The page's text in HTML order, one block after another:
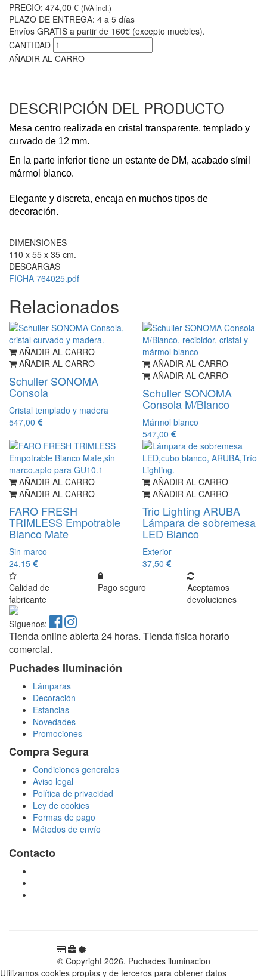
PRECIO: 474,00 € (IVA incl.)
PLAZO DE ENTREGA: 4 a 5 días
Envíos GRATIS a partir de 160€ (excepto muebles).
CANTIDAD
AÑADIR AL CARRO
DESCRIPCIÓN DEL PRODUCTO
Mesa centro realizada en cristal transparente, templado y
curvado de 12 mm.
En la parte inferior tiene un estante de DM, acabado símil
mármol blanco.
Elegante y discreta, encaja en muchos tipos de
decoración.
DIMENSIONES
110 x 55 x 35 cm.
DESCARGAS
FICHA 764025.pdf
Relacionados
AÑADIR AL CARRO
AÑADIR AL CARRO
Schuller SONOMA
Consola
Cristal templado y madera
547,00
AÑADIR AL CARRO
AÑADIR AL CARRO
Schuller SONOMA
Consola M/Blanco
Mármol blanco
547,00
AÑADIR AL CARRO
AÑADIR AL CARRO
FARO FRESH
TRIMLESS Empotrable
Blanco Mate
Sin marco
24,15
AÑADIR AL CARRO
AÑADIR AL CARRO
Trio Lighting ARUBA
Lámpara de sobremesa
LED Blanco
Exterior
37,50
Calidad de
fabricante
Pago seguro
Aceptamos
devoluciones
Síguenos:
Tienda online abierta 24 horas. Tienda física horario
comercial.
Puchades Iluminación
Lámparas
Decoración
Estancias
Novedades
Promociones
Compra Segura
Condiciones generales
Aviso legal
Política de privacidad
Ley de cookies
Formas de pago
Métodos de envío
Contacto
© Copyright 2026. Puchades iluminacion
Utilizamos cookies propias y de terceros para obtener datos